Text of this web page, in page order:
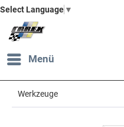
Select Language ▼
Menü
Werkzeuge